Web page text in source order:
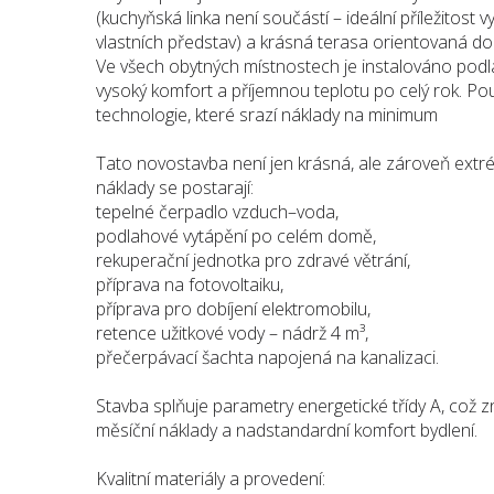
(kuchyňská linka není součástí – ideální příležitost
vlastních představ) a krásná terasa orientovaná
Ve všech obytných místnostech je instalováno
vysoký komfort a příjemnou teplotu po celý rok.
technologie, které srazí náklady na minimum
Tato novostavba není jen krásná, ale zároveň
náklady se postarají:
tepelné čerpadlo vzduch–voda,
podlahové vytápění po celém domě,
rekuperační jednotka pro zdravé větrání,
příprava na fotovoltaiku,
příprava pro dobíjení elektromobilu,
retence užitkové vody – nádrž 4 m³,
přečerpávací šachta napojená na kanalizaci.
Stavba splňuje parametry energetické třídy A, což
měsíční náklady a nadstandardní komfort bydlení.
Kvalitní materiály a provedení: